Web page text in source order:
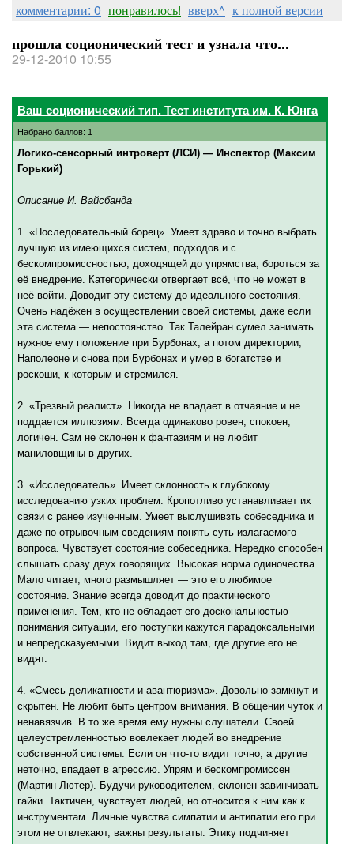
комментарии: 0 понравилось! вверх^ к полной версии
прошла соционический тест и узнала что...
29-12-2010 10:55
Ваш соционический тип. Тест института им. К. Юнга
Набрано баллов: 1
Логико-сенсорный интроверт (ЛСИ) — Инспектор (Максим
Горький)
Описание И. Вайсбанда
1. «Последовательный борец». Умеет здраво и точно выбрать
лучшую из имеющихся систем, подходов и с
бескомпромиссностью, доходящей до упрямства, бороться за
её внедрение. Категорически отвергает всё, что не может в
неё войти. Доводит эту систему до идеального состояния.
Очень надёжен в осуществлении своей системы, даже если
эта система — непостоянство. Так Талейран сумел занимать
нужное ему положение при Бурбонах, а потом директории,
Наполеоне и снова при Бурбонах и умер в богатстве и
роскоши, к которым и стремился.
2. «Трезвый реалист». Никогда не впадает в отчаяние и не
поддается иллюзиям. Всегда одинаково ровен, спокоен,
логичен. Сам не склонен к фантазиям и не любит
маниловщины в других.
3. «Исследователь». Имеет склонность к глубокому
исследованию узких проблем. Кропотливо устанавливает их
связи с ранее изученным. Умеет выслушивзть собеседника и
даже по отрывочным сведениям понять суть излагаемого
вопроса. Чувствует состояние собеседника. Нередко способен
слышать сразу двух говорящих. Высокая норма одиночества.
Мало читает, много размышляет — это его любимое
состояние. Знание всегда доводит до практического
применения. Тем, кто не обладает его доскональностью
понимания ситуации, его поступки кажутся парадоксальными
и непредсказуемыми. Видит выход там, где другие его не
видят.
4. «Смесь деликатности и авантюризма». Довольно замкнут и
скрытен. Не любит быть центром внимания. В общении чуток и
ненавязчив. В то же время ему нужны слушатели. Своей
целеустремленностью вовлекает людей во внедрение
собственной системы. Если он что-то видит точно, а другие
неточно, впадает в агрессию. Упрям и бескомпромиссен
(Мартин Лютер). Будучи руководителем, склонен завинчивать
гайки. Тактичен, чувствует людей, но относится к ним как к
инструментам. Личные чувства симпатии и антипатии его при
этом не отвлекают, важны результаты. Этику подчиняет